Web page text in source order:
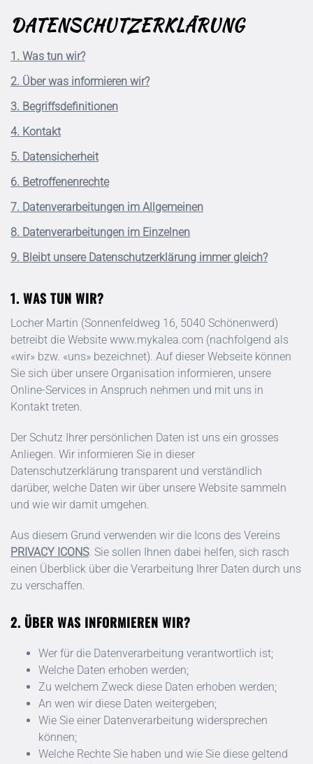
DATENSCHUTZERKLÄRUNG
1. Was tun wir?
2. Über was informieren wir?
3. Begriffsdefinitionen
4. Kontakt
5. Datensicherheit
6. Betroffenenrechte
7. Datenverarbeitungen im Allgemeinen
8. Datenverarbeitungen im Einzelnen
9. Bleibt unsere Datenschutzerklärung immer gleich?
WAS TUN WIR?
Locher Martin (Sonnenfeldweg 16, 5040 Schönenwerd)
betreibt die Website www.mykalea.com (nachfolgend als
«wir» bzw. «uns» bezeichnet). Auf dieser Webseite können
Sie sich über unsere Organisation informieren, unsere
Online-Services in Anspruch nehmen und mit uns in
Kontakt treten.
Der Schutz Ihrer persönlichen Daten ist uns ein grosses
Anliegen. Wir informieren Sie in dieser
Datenschutzerklärung transparent und verständlich
darüber, welche Daten wir über unsere Website sammeln
und wie wir damit umgehen.
Aus diesem Grund verwenden wir die Icons des Vereins
PRIVACY ICONS. Sie sollen Ihnen dabei helfen, sich rasch
einen Überblick über die Verarbeitung Ihrer Daten durch uns
zu verschaffen.
ÜBER WAS INFORMIEREN WIR?
Wer für die Datenverarbeitung verantwortlich ist;
Welche Daten erhoben werden;
Zu welchem Zweck diese Daten erhoben werden;
An wen wir diese Daten weitergeben;
Wie Sie einer Datenverarbeitung widersprechen
können;
Welche Rechte Sie haben und wie Sie diese geltend